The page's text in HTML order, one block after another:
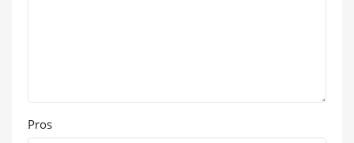
Pros